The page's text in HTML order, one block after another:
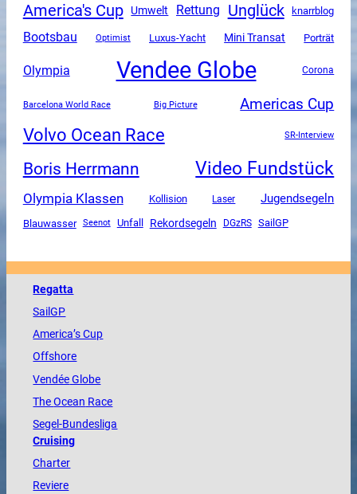
America's Cup Umwelt Rettung Unglück knarrblog
Bootsbau Optimist Luxus-Yacht Mini Transat Porträt
Olympia Vendee Globe Corona
Barcelona World Race Big Picture Americas Cup
Volvo Ocean Race SR-Interview
Boris Herrmann Video Fundstück
Olympia Klassen Kollision Laser Jugendsegeln
Blauwasser Seenot Unfall Rekordsegeln DGzRS SailGP
Regatta
SailGP
America’s Cup
Offshore
VendéeGlobe
TheOcean Race
Segel-Bundesliga
Cruising
Charter
Reviere